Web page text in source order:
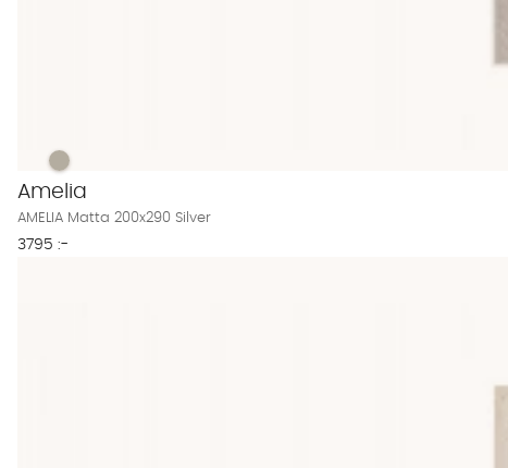
AMELIA Matta 200x290 Silver Finns även i dessa färger:
AMELIA Matta 200x290 Silver
Amelia
AMELIA Matta 200x290 Silver
3795 :-